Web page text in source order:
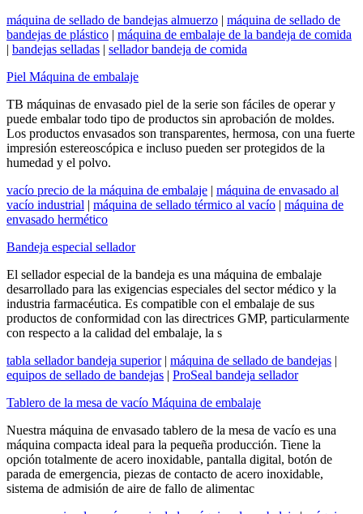
máquina de sellado de bandejas almuerzo | máquina de sellado de
bandejas de plástico | máquina de embalaje de la bandeja de comida
| bandejas selladas | sellador bandeja de comida
Piel Máquina de embalaje
TB máquinas de envasado piel de la serie son fáciles de operar y
puede embalar todo tipo de productos sin aprobación de moldes.
Los productos envasados ​​son transparentes, hermosa, con una fuerte
impresión estereoscópica e incluso pueden ser protegidos de la
humedad y el polvo.
vacío precio de la máquina de embalaje | máquina de envasado al
vacío industrial | máquina de sellado térmico al vacío | máquina de
envasado hermético
Bandeja especial sellador
El sellador especial de la bandeja es una máquina de embalaje
desarrollado para las exigencias especiales del sector médico y la
industria farmacéutica. Es compatible con el embalaje de sus
productos de conformidad con las directrices GMP, particularmente
con respecto a la calidad del embalaje, la s
tabla sellador bandeja superior| máquina de sellado de bandejas |
equipos de sellado de bandejas | ProSeal bandeja sellador
Tablero de la mesa de vacío Máquina de embalaje
Nuestra máquina de envasado tablero de la mesa de vacío es una
máquina compacta ideal para la pequeña producción. Tiene la
opción totalmente de acero inoxidable, pantalla digital, botón de
parada de emergencia, piezas de contacto de acero inoxidable,
sistema de admisión de aire de fallo de alimentac